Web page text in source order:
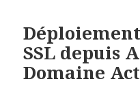
SSL depuis
Domaine